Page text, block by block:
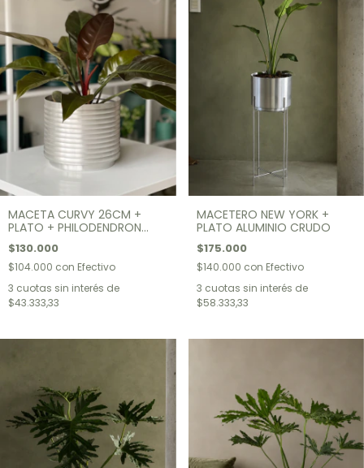
MACETA CURVY 26CM +
PLATO + PHILODENDRON
IMPERIAL
$130.000
$104.000 con Efectivo
3 cuotas sin interés de
$43.333,33
MACETERO NEW YORK +
PLATO ALUMINIO CRUDO
$175.000
$140.000 con Efectivo
3 cuotas sin interés de
$58.333,33